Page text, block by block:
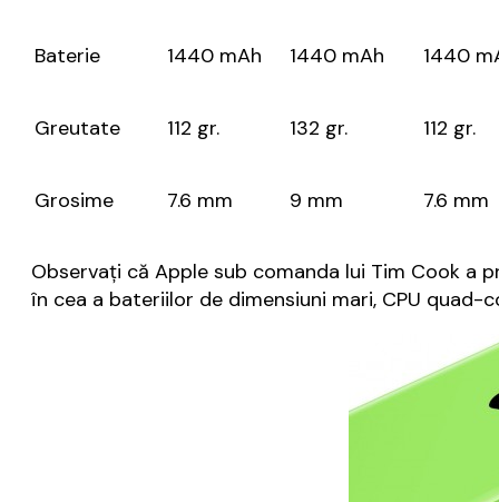
Baterie 1440 mAh 1440 mAh 1440
Greutate 112 gr. 132 gr. 112 gr.
Grosime 7.6 mm 9 mm 7.6 mm
Observați că Apple sub comanda lui Tim Cook a
în cea a bateriilor de dimensiuni mari, CPU